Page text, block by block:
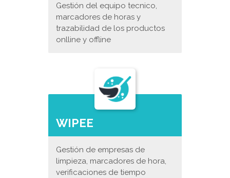
Gestión del equipo tecnico,
marcadores de horas y
trazabilidad de los productos
onlline y offline
WIPEE
Gestión de empresas de
limpieza, marcadores de hora,
verificaciones de tiempo